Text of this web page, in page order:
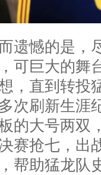
遗憾的是，
可巨大的舞
，直到转投
次刷新生涯
的大号两双
赛抢七，出
帮助猛龙队